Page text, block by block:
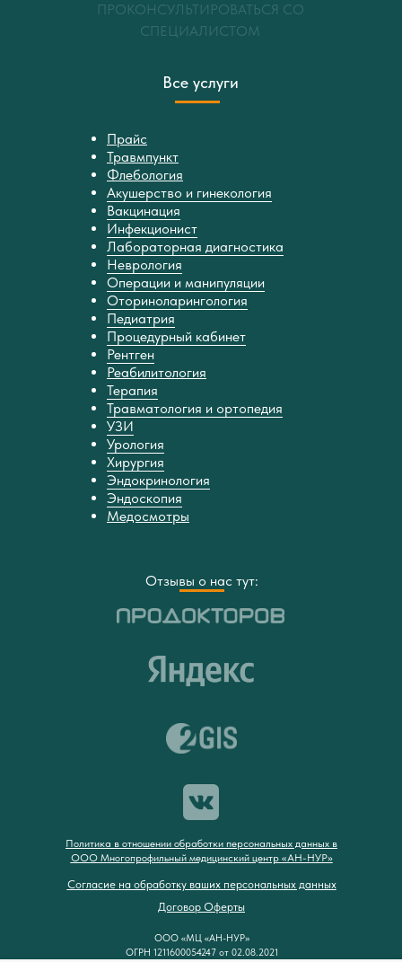
Все услуги
Прайс
Травмпункт
Флебология
Акушерство и гинекология
Вакцинация
Инфекционист
Лабораторная диагностика
Неврология
Операции и манипуляции
Оториноларингология
Педиатрия
Процедурный кабинет
Рентген
Реабилитология
Терапия
Травматология и ортопедия
УЗИ
Урология
Хирургия
Эндокринология
Эндоскопия
Медосмотры
Отзывы о нас тут:
ПРОКОНСУЛЬТИРОВАТЬСЯ СО
СПЕЦИАЛИСТОМ
Политика в отношении обработки персональных данных в
ООО Многопрофильный медицинский центр «АН-НУР»
Согласие на обработку ваших персональных данных
Договор Оферты
ООО «МЦ «АН-НУР»
ОГРН 1211600054247 от 02.08.2021